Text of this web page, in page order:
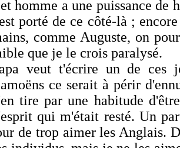
homme a une puissance de
porté de ce côté-là ;
comme Auguste, on
que je le crois paralysé.
veut t'écrire un de ces
ce serait à périr
tire par une habitude
qui m'était resté. Un
de trop aimer les Anglais.